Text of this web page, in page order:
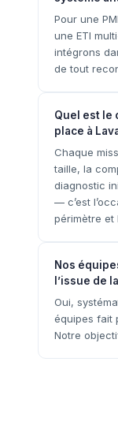
Pour une
une ETI
intégrons
de tout
Quel est le
place à
Chaque
taille, la
diagnostic
— c’est
périmètre et
Nos
l’issue de
Oui,
équipes fait
Notre